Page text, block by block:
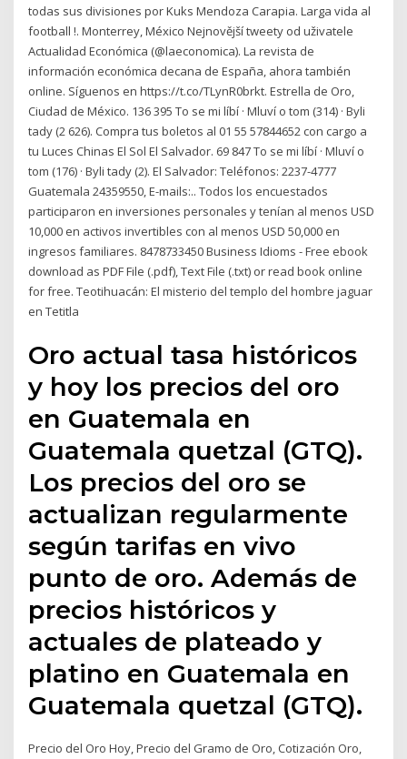
todas sus divisiones por Kuks Mendoza Carapia. Larga vida al
football !. Monterrey, México Nejnovější tweety od uživatele
Actualidad Económica (@laeconomica). La revista de
información económica decana de España, ahora también
online. Síguenos en https://t.co/TLynR0brkt. Estrella de Oro,
Ciudad de México. 136 395 To se mi líbí · Mluví o tom (314) · Byli
tady (2 626). Compra tus boletos al 01 55 57844652 con cargo a
tu Luces Chinas El Sol El Salvador. 69 847 To se mi líbí · Mluví o
tom (176) · Byli tady (2). El Salvador: Teléfonos: 2237-4777
Guatemala 24359550, E-mails:.. Todos los encuestados
participaron en inversiones personales y tenían al menos USD
10,000 en activos invertibles con al menos USD 50,000 en
ingresos familiares. 8478733450 Business Idioms - Free ebook
download as PDF File (.pdf), Text File (.txt) or read book online
for free. Teotihuacán: El misterio del templo del hombre jaguar
en Tetitla
Oro actual tasa históricos
y hoy los precios del oro
en Guatemala en
Guatemala quetzal (GTQ).
Los precios del oro se
actualizan regularmente
según tarifas en vivo
punto de oro. Además de
precios históricos y
actuales de plateado y
platino en Guatemala en
Guatemala quetzal (GTQ).
Precio del Oro Hoy, Precio del Gramo de Oro, Cotización Oro,